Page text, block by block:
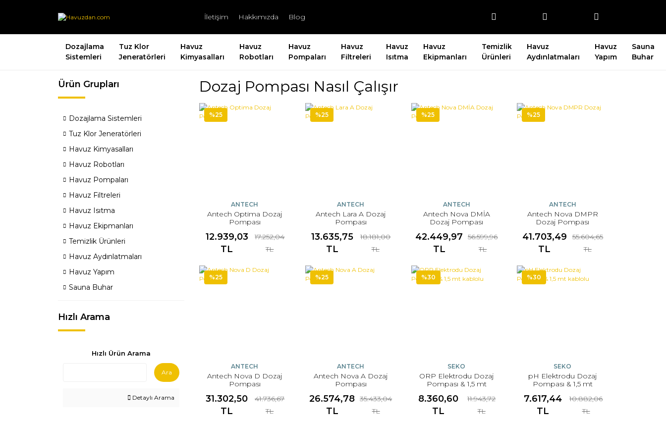
İletişim Hakkımızda Blog
Dozajlama
Sistemleri
Tuz Klor
Jeneratörleri
Havuz
Kimyasalları
Havuz
Robotları
Havuz
Pompaları
Havuz
Filtreleri
Havuz
Isıtma
Havuz
Ekipmanları
Temizlik
Ürünleri
Havuz
Aydınlatmaları
Havuz
Yapım
Sauna
Buhar
Ürün Grupları
Dozajlama Sistemleri
Tuz Klor Jeneratörleri
Havuz Kimyasalları
Havuz Robotları
Havuz Pompaları
Havuz Filtreleri
Havuz Isıtma
Havuz Ekipmanları
Temizlik Ürünleri
Havuz Aydınlatmaları
Havuz Yapım
Sauna Buhar
Hızlı Arama
Hızlı Ürün Arama
Ara
Detaylı Arama
Dozaj Pompası Nasıl Çalışır
%25
ANTECH
Antech Optima Dozaj
Pompası
12.939,03
TL
17.252,04
TL
%25
ANTECH
Antech Lara A Dozaj
Pompası
13.635,75
TL
18.181,00
TL
%25
ANTECH
Antech Nova DMİA
Dozaj Pompası
42.449,97
TL
56.599,96
TL
%25
ANTECH
Antech Nova DMPR
Dozaj Pompası
41.703,49
TL
55.604,65
TL
%25
ANTECH
Antech Nova D Dozaj
Pompası
31.302,50
TL
41.736,67
TL
%25
ANTECH
Antech Nova A Dozaj
Pompası
26.574,78
TL
35.433,04
TL
%30
SEKO
ORP Elektrodu Dozaj
Pompası & 1,5 mt
8.360,60
TL
11.943,72
TL
%30
SEKO
pH Elektrodu Dozaj
Pompası & 1,5 mt
7.617,44
TL
10.882,06
TL